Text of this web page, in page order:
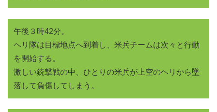
午後３時42分。
ヘリ隊は目標地点へ到着し、米兵チームは次々と行動
を開始する。
激しい銃撃戦の中、ひとりの米兵が上空のヘリから墜
落して負傷してしまう。